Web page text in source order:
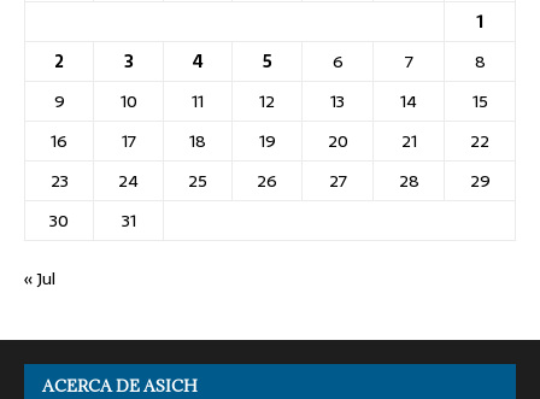
1
2
3 4 5 6 7
8
9
10 11 12 13 14
15
16
17 18 19 20 21
22
23
24 25 26 27 28
29
30
31
« Jul
ACERCA DE ASICH